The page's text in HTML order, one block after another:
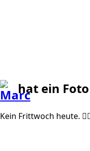
hat ein
Kein Frittwoch heute.